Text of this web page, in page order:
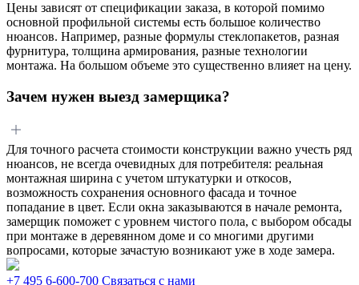
Цены зависят от спецификации заказа, в которой помимо
основной профильной системы есть большое количество
нюансов. Например, разные формулы стеклопакетов, разная
фурнитура, толщина армирования, разные технологии
монтажа. На большом объеме это существенно влияет на цену.
Зачем нужен выезд замерщика?
Для точного расчета стоимости конструкции важно учесть ряд
нюансов, не всегда очевидных для потребителя: реальная
монтажная ширина с учетом штукатурки и откосов,
возможность сохранения основного фасада и точное
попадание в цвет. Если окна заказываются в начале ремонта,
замерщик поможет с уровнем чистого пола, с выбором обсады
при монтаже в деревянном доме и со многими другими
вопросами, которые зачастую возникают уже в ходе замера.
+7 495 6-600-700 Связаться с нами